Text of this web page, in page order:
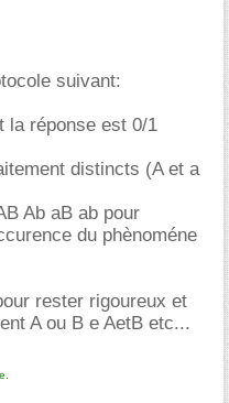
suivant:
la réponse est 0/1
distincts (A et a
Ab aB ab pour
du phènoméne
rester rigoureux et
A ou B e AetB etc...